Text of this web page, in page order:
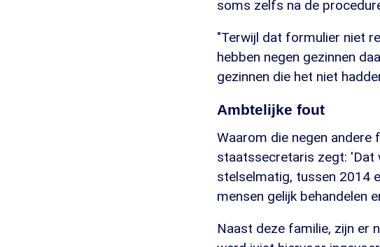
soms zelfs na de
"Terwijl dat formulier niet
hebben negen gezinnen
gezinnen die het niet
Ambtelijke fout
Waarom die negen andere
staatssecretaris zegt: 'Dat
stelselmatig, tussen 2014
mensen gelijk behandelen
Naast deze familie, zijn er